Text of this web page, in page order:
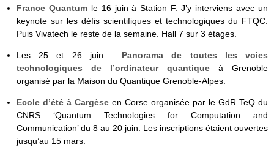
France Quantumle 16 juin à Station F. J’y interviens avec un
keynote sur les défis scientifiques et technologiques du FTQC.
Puis Vivatech le reste de la semaine. Hall 7 sur 3 étages.
Les 25 et 26 juin : Panorama de toutes les voies
technologiques de l’ordinateur quantiqueà Grenoble
organisé par la Maison du Quantique Grenoble-Alpes.
Ecole d’été à Cargèseen Corse organisée par le GdR TeQ du
CNRS ‘Quantum Technologies for Computation and
Communication’ du 8 au 20 juin. Les inscriptions étaient ouvertes
jusqu’au 15 mars.